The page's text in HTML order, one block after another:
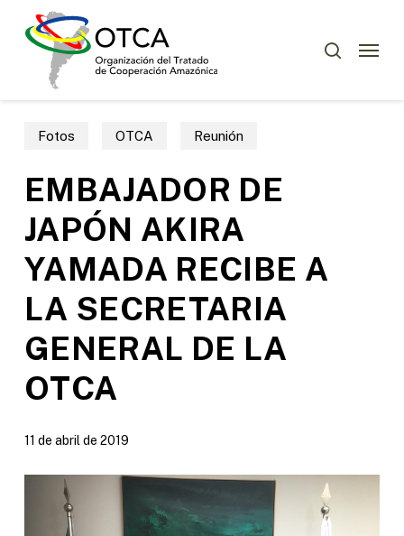
Menu
Fotos OTCA Reunión
EMBAJADOR DE
JAPÓN AKIRA
YAMADA RECIBE A
LA SECRETARIA
GENERAL DE LA
OTCA
11 de abril de 2019